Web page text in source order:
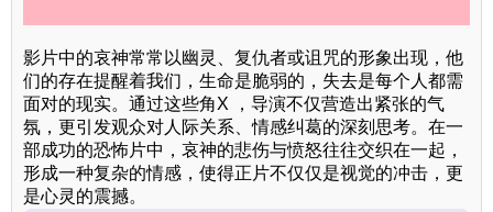
影片中的哀神常常以幽灵、复仇者或诅咒的形象出现，他
们的存在提醒着我们，生命是脆弱的，失去是每个人都需
面对的现实。通过这些角X ，导演不仅营造出紧张的气
氛，更引发观众对人际关系、情感纠葛的深刻思考。在一
部成功的恐怖片中，哀神的悲伤与愤怒往往交织在一起，
形成一种复杂的情感，使得正片不仅仅是视觉的冲击，更
是心灵的震撼。